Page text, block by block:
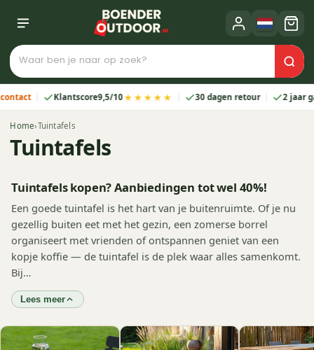
Klantscore 9,5/10★★★★★ 30 dagen retour 2 jaar garantie
Home›Tuintafels
Tuintafels
Tuintafels kopen? Aanbiedingen tot wel 40%!
Een goede tuintafel is het hart van je buitenruimte. Of je nu
gezellig buiten eet met het gezin, een zomerse borrel
organiseert met vrienden of ontspannen geniet van een
kopje koffie — de tuintafel is de plek waar alles samenkomt.
Bij…
Lees meer